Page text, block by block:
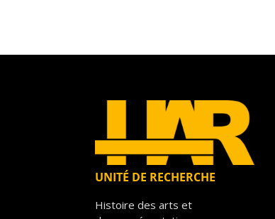
UNITÉ DE RECHERCHE
Histoire des arts et